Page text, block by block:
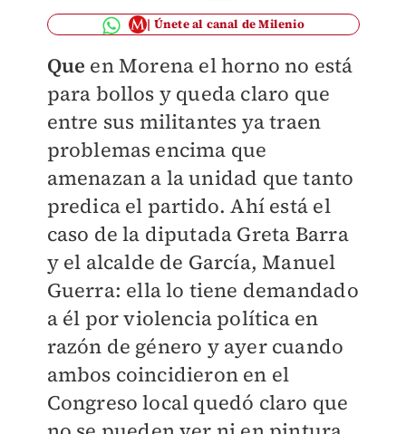
Únete al canal de Milenio
Que en Morena el horno no está
para bollos y queda claro que
entre sus militantes ya traen
problemas encima que
amenazan a la unidad que tanto
predica el partido. Ahí está el
caso de la diputada Greta Barra
y el alcalde de García, Manuel
Guerra: ella lo tiene demandado
a él por violencia política en
razón de género y ayer cuando
ambos coincidieron en el
Congreso local quedó claro que